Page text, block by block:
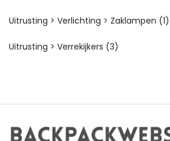
Uitrusting > Verlichting > Zaklampen (1)
Uitrusting > Verrekijkers (3)